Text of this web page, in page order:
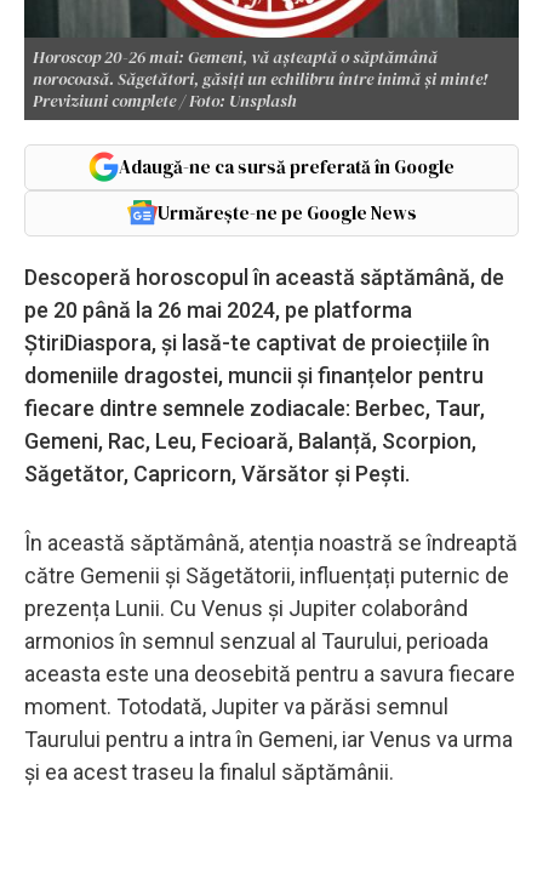
Horoscop 20-26 mai: Gemeni, vă așteaptă o săptămână
norocoasă. Săgetători, găsiți un echilibru între inimă și minte!
Previziuni complete / Foto: Unsplash
Adaugă-ne ca sursă preferată în Google
Urmărește-ne pe Google News
Descoperă horoscopul în această săptămână, de
pe 20 până la 26 mai 2024, pe platforma
ȘtiriDiaspora, și lasă-te captivat de proiecțiile în
domeniile dragostei, muncii și finanțelor pentru
fiecare dintre semnele zodiacale: Berbec, Taur,
Gemeni, Rac, Leu, Fecioară, Balanță, Scorpion,
Săgetător, Capricorn, Vărsător și Pești.
În această săptămână, atenția noastră se îndreaptă
către Gemenii și Săgetătorii, influențați puternic de
prezența Lunii. Cu Venus și Jupiter colaborând
armonios în semnul senzual al Taurului, perioada
aceasta este una deosebită pentru a savura fiecare
moment. Totodată, Jupiter va părăsi semnul
Taurului pentru a intra în Gemeni, iar Venus va urma
și ea acest traseu la finalul săptămânii.